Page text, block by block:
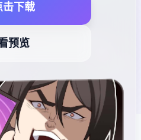
击下载
预览